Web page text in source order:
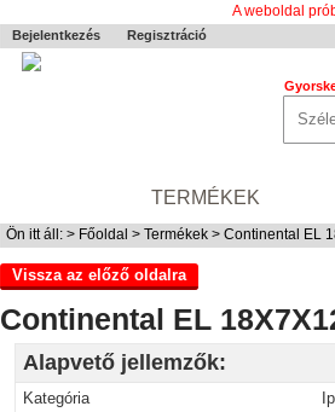
A weboldal
Bejelentkezés Regisztráció
TERMÉKEK
Ön itt áll: > Főoldal > Termékek > Continental EL
Vissza az előző oldalra
Continental EL
Alapvető jellemzők:
Kategória